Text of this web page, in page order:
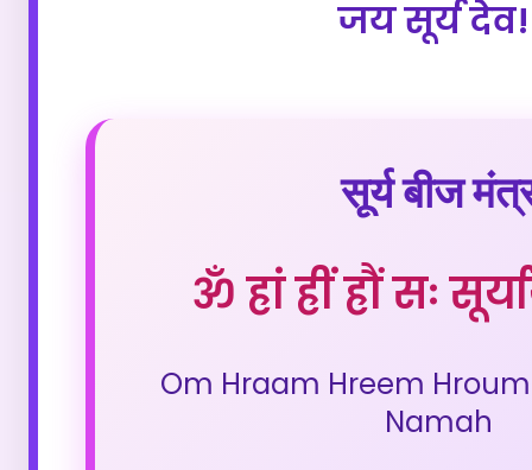
जय सूर्य देव!
सूर्य बीज
ॐ ह्रां ह्रीं ह्रौं सः
Om Hraam Hreem
Namah